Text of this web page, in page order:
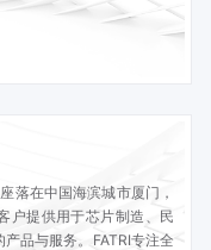
落在中国海滨城市厦门，
户提供用于芯片制造、民
品与服务。FATRI专注全